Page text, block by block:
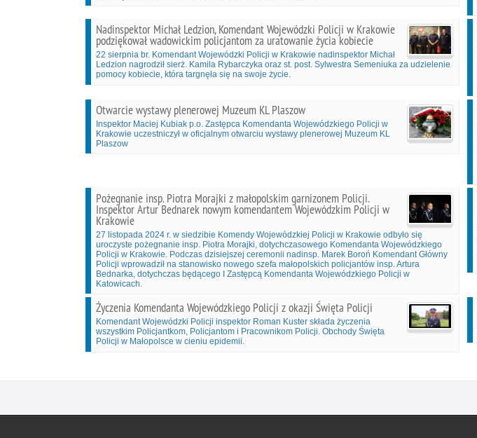
Nadinspektor Michał Ledzion, Komendant Wojewódzki Policji w Krakowie
podziękował wadowickim policjantom za uratowanie życia kobiecie
22 sierpnia br. Komendant Wojewódzki Policji w Krakowie nadinspektor Michał
Ledzion nagrodził sierż. Kamila Rybarczyka oraz st. post. Sylwestra Semeniuka za udzielenie
pomocy kobiecie, która targnęła się na swoje życie.
Otwarcie wystawy plenerowej Muzeum KL Plaszow
Inspektor Maciej Kubiak p.o. Zastępca Komendanta Wojewódzkiego Policji w
Krakowie uczestniczył w oficjalnym otwarciu wystawy plenerowej Muzeum KL
Plaszow
Pożegnanie insp. Piotra Morajki z małopolskim garnizonem Policji.
Inspektor Artur Bednarek nowym komendantem Wojewódzkim Policji w
Krakowie
27 listopada 2024 r. w siedzibie Komendy Wojewódzkiej Policji w Krakowie odbyło się
uroczyste pożegnanie insp. Piotra Morajki, dotychczasowego Komendanta Wojewódzkiego
Policji w Krakowie. Podczas dzisiejszej ceremonii nadinsp. Marek Boroń Komendant Główny
Policji wprowadził na stanowisko nowego szefa małopolskich policjantów insp. Artura
Bednarka, dotychczas będącego I Zastępcą Komendanta Wojewódzkiego Policji w
Katowicach.
Życzenia Komendanta Wojewódzkiego Policji z okazji Święta Policji
Komendant Wojewódzki Policji inspektor Roman Kuster składa życzenia
wszystkim Policjantkom, Policjantom i Pracownikom Policji. Obchody Święta
Policji w Małopolsce w cieniu epidemii.